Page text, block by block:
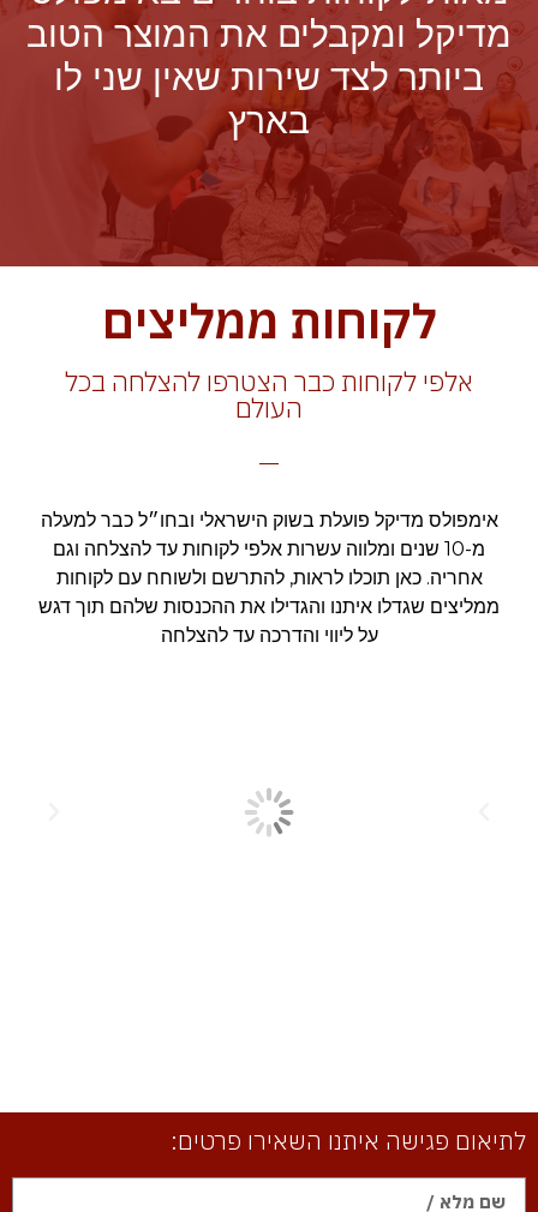
מדיקל ומקבלים את המוצר הטוב
ביותר לצד שירות שאין שני לו
בארץ
לקוחות ממליצים
אלפי לקוחות כבר הצטרפו להצלחה בכל
העולם
אימפולס מדיקל פועלת בשוק הישראלי ובחו״ל כבר למעלה
מ-10 שנים ומלווה עשרות אלפי לקוחות עד להצלחה וגם
אחריה. כאן תוכלו לראות, להתרשם ולשוחח עם לקוחות
ממליצים שגדלו איתנו והגדילו את ההכנסות שלהם תוך דגש
על ליווי והדרכה עד להצלחה
לתיאום פגישה איתנו השאירו פרטים: